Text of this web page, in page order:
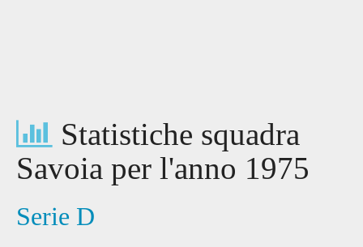
Statistiche squadra
Savoia per l'anno 1975
Serie D